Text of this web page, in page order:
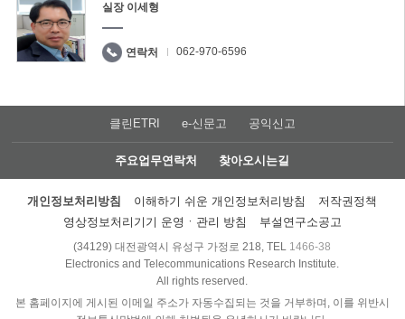
실장 이세형
연락처 062-970-6596
클린ETRI e-신문고 공익신고
주요업무연락처 찾아오시는길
개인정보처리방침 이해하기 쉬운 개인정보처리방침
저작권정책
영상정보처리기기 운영ㆍ관리 방침
부설연구소공고
(34129) 대전광역시 유성구 가정로 218, TEL 1466-38
Electronics and Telecommunications Research Institute.
All rights reserved.
본 홈페이지에 게시된 이메일 주소가 자동수집되는 것을 거부하며, 이를 위반시